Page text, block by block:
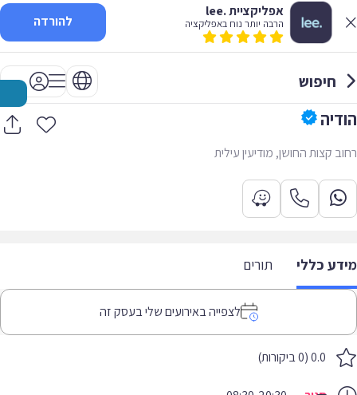
אפליקציית .lee
הרבה יותר נוח באפליקציה להורדה
חיפוש
הודיה
רחוב קצות החושן, מודיעין עילית
מידע כללי תורים
לצפייה באירועים שלי בעסק זה
0.0 (0 ביקורות)